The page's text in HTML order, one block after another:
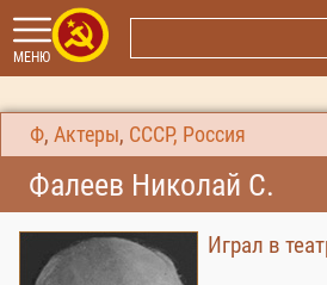
МЕНЮ
Ф, Актеры, СССР, Россия
Фалеев Николай С.
Играл в